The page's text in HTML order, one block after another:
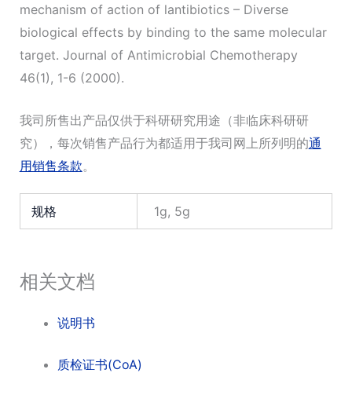
mechanism of action of lantibiotics – Diverse
biological effects by binding to the same molecular
target. Journal of Antimicrobial Chemotherapy
46(1), 1-6 (2000).
我司所售出产品仅供于科研研究用途（非临床科研研
究），每次销售产品行为都适用于我司网上所列明的通
用销售条款。
规格 1g, 5g
相关文档
说明书
质检证书(CoA)